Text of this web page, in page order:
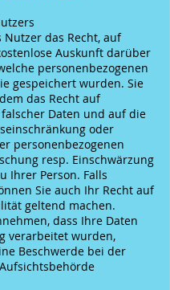
Nutzer das Recht, auf
Auskunft darüber
personenbezogenen
gespeichert wurden. Sie
das Recht auf
Daten und auf die
oder
personenbezogenen
resp. Einschwärzung
Ihrer Person. Falls
Sie auch Ihr Recht auf
geltend machen.
dass Ihre Daten
verarbeitet wurden,
Beschwerde bei der